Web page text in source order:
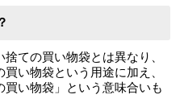
ての買い物袋とは異なり、
い物袋という用途に加え、
買い物袋」という意味合いも